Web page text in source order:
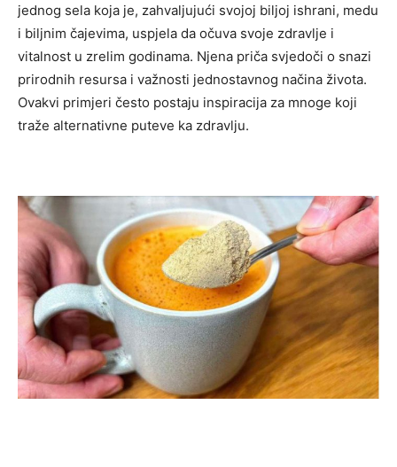
jednog sela koja je, zahvaljujući svojoj biljoj ishrani, medu
i biljnim čajevima, uspjela da očuva svoje zdravlje i
vitalnost u zrelim godinama. Njena priča svjedoči o snazi
prirodnih resursa i važnosti jednostavnog načina života.
Ovakvi primjeri često postaju inspiracija za mnoge koji
traže alternativne puteve ka zdravlju.